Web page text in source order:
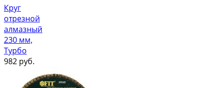
Круг
отрезной
алмазный
230 мм,
Турбо
982 руб.